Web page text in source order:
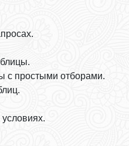
с простыми отборами.